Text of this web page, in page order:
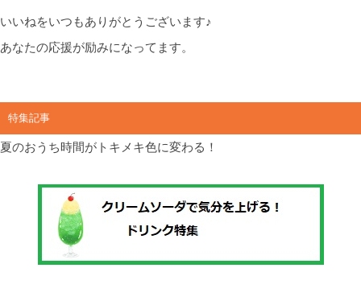
いいねをいつもありがとうございます♪
あなたの応援が励みになってます。
特集記事
夏のおうち時間がトキメキ色に変わる！